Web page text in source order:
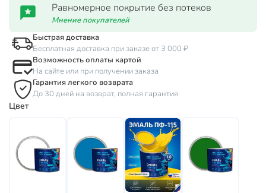
Равномерное покрытие без потеков
Мнение покупателей
Быстрая доставка
Бесплатная доставка при заказе от 3 000 ₽
Возможность оплаты картой
На сайте или при получении заказа
Гарантия легкого возврата
До 30 дней на возврат, полная гарантия
Цвет